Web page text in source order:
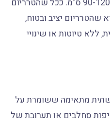
60X60 ס"מ בבסיס וגובה של 90-120 ס"מ. ככל שהטרריום
שהטרריום יציב ובטוח,
טיוטות או שינויי
מתאימה ששומרת על
סחלבים או תערובת של